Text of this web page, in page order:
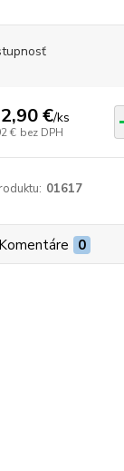
€/ks
€ bez DPH
01617
0